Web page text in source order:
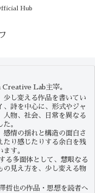
Hub
Creative Lab主宰。
少し変える作品を書いてい
、詩を中心に、形式やジャ
人物、社会、日常を異なる
。
感情の揺れと構造の面白さ
たり感じたりする余白を残
す。
る多面体として、慧眼なる
の見え方を、少し変える物
也の作品・思想を読者へ